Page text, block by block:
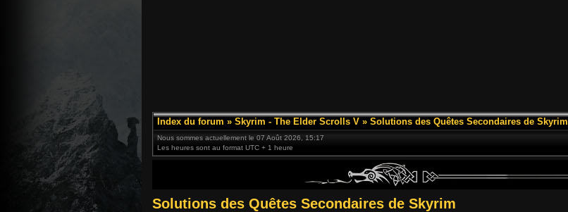
Index du forum » Skyrim - The Elder Scrolls V » Solutions des Quêtes Secondaires de Skyrim
Nous sommes actuellement le 07 Août 2026, 15:17
Les heures sont au format UTC + 1 heure
Solutions des Quêtes Secondaires de Skyrim